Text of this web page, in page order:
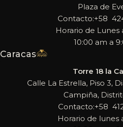
Plaza de
Contacto:+58
Horario de Lunes
10:00 am a
Caracas
Torre 18 la
Calle La Estrella, Piso 3,
Campiña,
Contacto:+58
Horario de lunes